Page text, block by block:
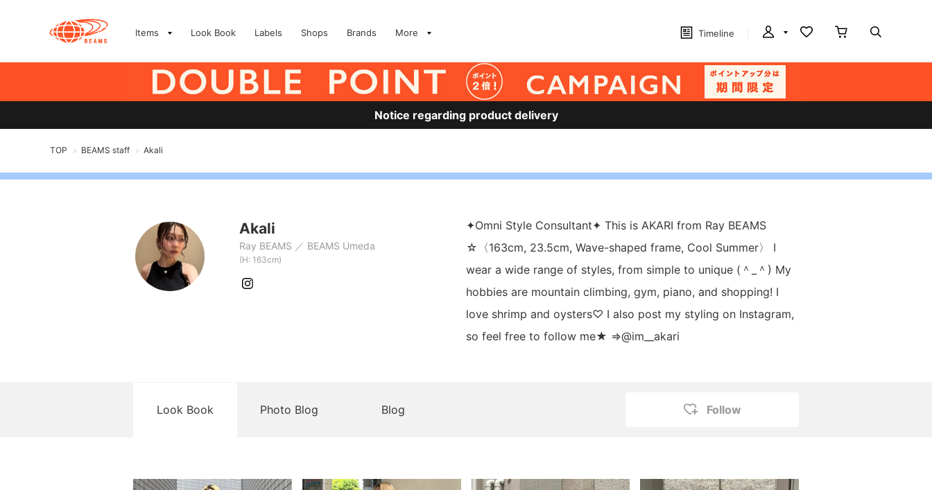
Items Look Book Labels Shops Brands More Timeline
Notice regarding product delivery
TOP > BEAMS staff > Akali
Akali
Ray BEAMS BEAMS Umeda
(H: 163cm)
︎✦︎Omni Style Consultant︎✦︎ This is AKARI from Ray BEAMS
☆〈163cm, 23.5cm, Wave-shaped frame, Cool Summer〉 I
wear a wide range of styles, from simple to unique (＾_＾) My
hobbies are mountain climbing, gym, piano, and shopping! I
love shrimp and oysters♡ I also post my styling on Instagram,
so feel free to follow me★ ⇒@im__akari
Look Book Photo Blog Blog Follow